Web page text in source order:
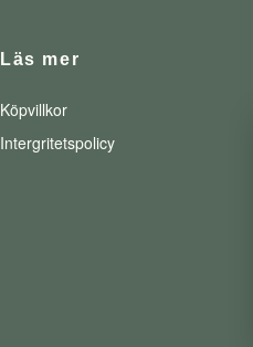
Läs mer
Köpvillkor
Intergritetspolicy